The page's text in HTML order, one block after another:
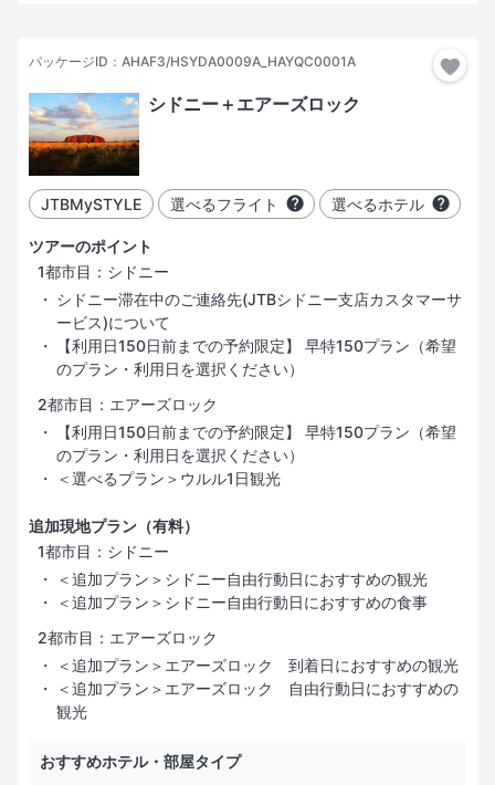
指定した都市だけ行く
絞り込み
ホテル フライト その他
ホテル名
ホテルグレード
（SLグレード）
その土地、場合により国を代表する「有名かつ名門豪華ホテル」
（Lグレード）
一般的な評価基準における「豪華・デラックスホテル」
「十分に快適な滞在」が可能と考えるホテル。部屋はやや手狭に
検索する
3日間
6日間
パッケージID：AHAF3/HSYDA0009A_HAYQC0001A
シドニー＋エアーズロック
JTBMySTYLE 選べるフライト 選べるホテル
ツアーのポイント
1都市目：シドニー
シドニー滞在中のご連絡先(JTBシドニー支店カスタマーサ
ービス)について
【利用日150日前までの予約限定】 早特150プラン（希望
のプラン・利用日を選択ください）
2都市目：エアーズロック
【利用日150日前までの予約限定】 早特150プラン（希望
のプラン・利用日を選択ください）
＜選べるプラン＞ウルル1日観光
追加現地プラン（有料）
1都市目：シドニー
＜追加プラン＞シドニー自由行動日におすすめの観光
＜追加プラン＞シドニー自由行動日におすすめの食事
2都市目：エアーズロック
＜追加プラン＞エアーズロック 到着日におすすめの観光
＜追加プラン＞エアーズロック 自由行動日におすすめの
観光
おすすめホテル・部屋タイプ